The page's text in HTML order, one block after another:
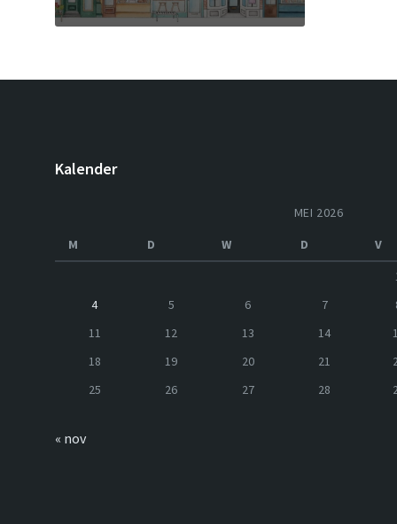
Kalender
MEI 2026
M
D W D V
4
5 6 7
11
12 13 14
18
19 20 21
25
26 27 28
« nov